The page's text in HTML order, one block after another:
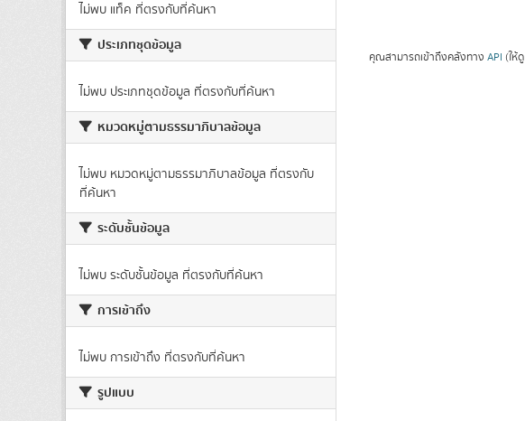
ไม่พบ แท็ค ที่ตรงกับที่ค้นหา
ประเภทชุดข้อมูล
ไม่พบ ประเภทชุดข้อมูล ที่ตรงกับที่ค้นหา
หมวดหมู่ตามธรรมาภิบาลข้อมูล
ไม่พบ หมวดหมู่ตามธรรมาภิบาลข้อมูล ที่ตรงกับ
ที่ค้นหา
ระดับชั้นข้อมูล
ไม่พบ ระดับชั้นข้อมูล ที่ตรงกับที่ค้นหา
การเข้าถึง
ไม่พบ การเข้าถึง ที่ตรงกับที่ค้นหา
รูปแบบ
คุณสามารถเข้าถึงคลังทาง API (ให้ดู